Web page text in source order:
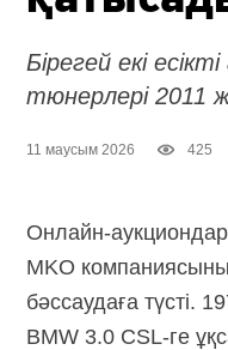
Бірегей екі
тюнерлері 2011
11 маусым 2026 425
Онлайн-
MKO
бәссаудаға түсті.
BMW 3.0 CSL-ге